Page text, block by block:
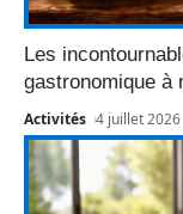
Les
gastronomique à
Activités 4 juillet 2026